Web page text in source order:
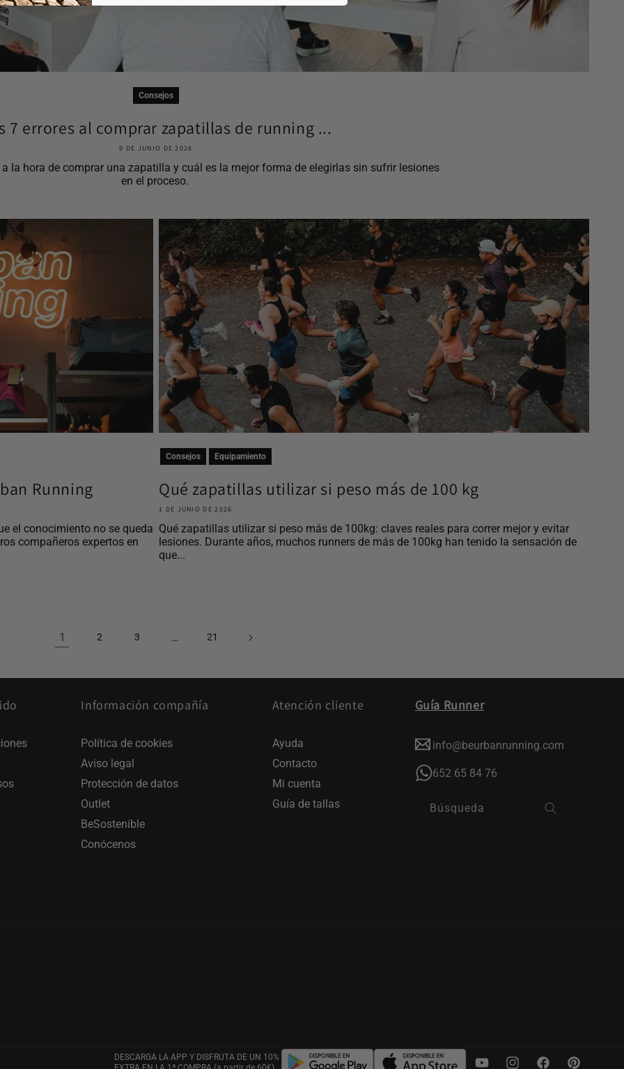
Consejos
7 errores al comprar zapatillas de running ...
9 DE JUNIO DE 2026
la hora de comprar una zapatilla y cuál es la mejor forma de elegirlas sin sufrir lesiones
en el proceso.
Running
el conocimiento no se queda
compañeros expertos en
Consejos Equipamiento
Qué zapatillas utilizar si peso más de 100 kg
1 DE JUNIO DE 2026
Qué zapatillas utilizar si peso más de 100kg: claves reales para correr mejor y evitar
lesiones. Durante años, muchos runners de más de 100kg han tenido la sensación de
que...
1 2 3 … 21
Información compañía
Política de cookies
Aviso legal
Protección de datos
Outlet
BeSostenible
Conócenos
Atención cliente
Ayuda
Contacto
Mi cuenta
Guía de tallas
Guía Runner
info@beurbanrunning.com
652 65 84 76
Búsqueda
DESCARGA LA APP Y DISFRUTA DE UN 10%